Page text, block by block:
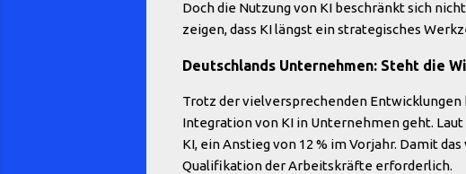
Doch die Nutzung von KI beschränkt sich
zeigen, dass KI längst ein strategisches
Deutschlands Unternehmen: Steht die
Trotz der vielversprechenden
Integration von KI in Unternehmen geht.
KI, ein Anstieg von 12 % im Vorjahr. Damit
Qualifikation der Arbeitskräfte erforderlich.